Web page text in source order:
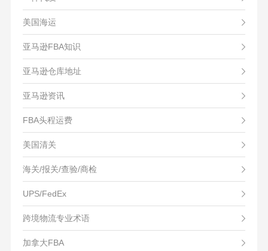
美国海运
亚马逊FBA知识
亚马逊仓库地址
亚马逊资讯
FBA头程运费
美国清关
海关/报关/查验/商检
UPS/FedEx
跨境物流专业术语
加拿大FBA